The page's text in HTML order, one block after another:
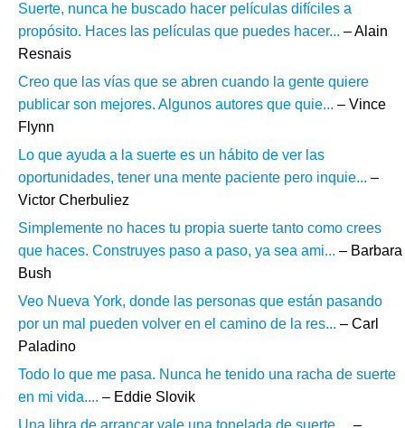
Suerte, nunca he buscado hacer películas difíciles a
propósito. Haces las películas que puedes hacer... – Alain
Resnais
Creo que las vías que se abren cuando la gente quiere
publicar son mejores. Algunos autores que quie... – Vince
Flynn
Lo que ayuda a la suerte es un hábito de ver las
oportunidades, tener una mente paciente pero inquie... –
Victor Cherbuliez
Simplemente no haces tu propia suerte tanto como crees
que haces. Construyes paso a paso, ya sea ami... – Barbara
Bush
Veo Nueva York, donde las personas que están pasando
por un mal pueden volver en el camino de la res... – Carl
Paladino
Todo lo que me pasa. Nunca he tenido una racha de suerte
en mi vida.... – Eddie Slovik